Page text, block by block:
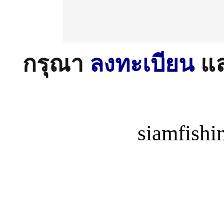
กรุณา ลงทะเบียนแ